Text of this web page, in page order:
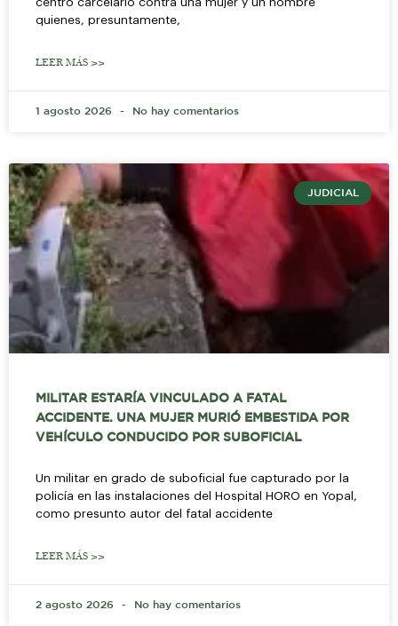
centro carcelario contra una mujer y un hombre
quienes, presuntamente,
LEER MÁS >>
1 agosto 2026 No hay comentarios
JUDICIAL
MILITAR ESTARÍA VINCULADO A FATAL
ACCIDENTE. UNA MUJER MURIÓ EMBESTIDA POR
VEHÍCULO CONDUCIDO POR SUBOFICIAL
Un militar en grado de suboficial fue capturado por la
policía en las instalaciones del Hospital HORO en Yopal,
como presunto autor del fatal accidente
LEER MÁS >>
2 agosto 2026 No hay comentarios